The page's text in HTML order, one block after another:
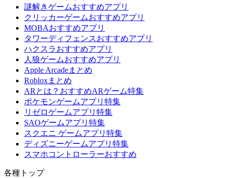
謎解きゲームおすすめアプリ
クリッカーゲームおすすめアプリ
MOBAおすすめアプリ
タワーディフェンスおすすめアプリ
ハクスラおすすめアプリ
人狼ゲームおすすめアプリ
Apple Arcadeまとめ
Robloxまとめ
ARとは？おすすめARゲーム特集
ポケモンゲームアプリ特集
リゼロゲームアプリ特集
SAOゲームアプリ特集
スクエニ ゲームアプリ特集
ディズニーゲームアプリ特集
スマホコントローラーおすすめ
各種トップ